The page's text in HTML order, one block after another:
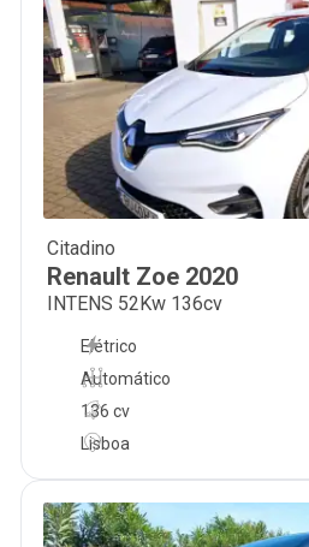
Citadino
Renault Zoe 2020
INTENS 52Kw 136cv
Automático
136 cv
Elétrico
Lisboa